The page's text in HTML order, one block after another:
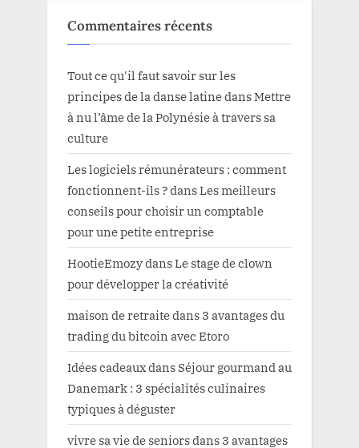
Commentaires récents
Tout ce qu'il faut savoir sur les
principes de la danse latinedansMettre
à nu l’âme de la Polynésie à travers sa
culture
Les logiciels rémunérateurs : comment
fonctionnent-ils ?dansLes meilleurs
conseils pour choisir un comptable
pour une petite entreprise
HootieEmozydansLe stage de clown
pour développer la créativité
maison de retraitedans 3 avantages du
trading du bitcoin avec Etoro
Idées cadeauxdans Séjour gourmand au
Danemark : 3 spécialités culinaires
typiques à déguster
vivre sa vie de seniorsdans 3 avantages